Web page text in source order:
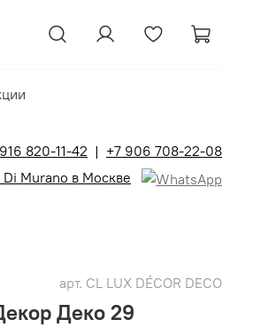
820-11-42 | +7 906 708-22-08
Murano в Москве
арт. CL LUX DÉCOR DECO
Деко 29